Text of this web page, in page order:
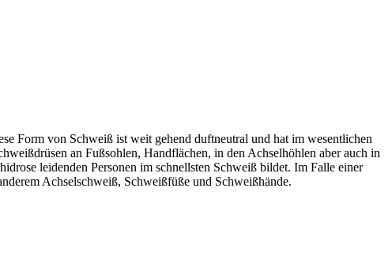
Form von Schweiß ist weit gehend duftneutral und hat im wesentlichen
an Fußsohlen, Handflächen, in den Achselhöhlen aber auch in
leidenden Personen im schnellsten Schweiß bildet. Im Falle einer
Achselschweiß, Schweißfüße und Schweißhände.